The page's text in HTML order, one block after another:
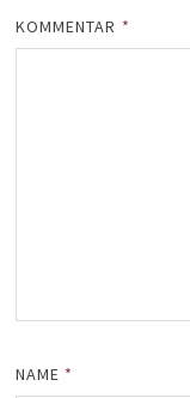
KOMMENTAR *
NAME *